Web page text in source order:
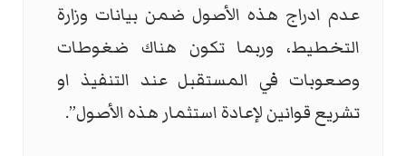
عدم ادراج هذه الأصول ضمن بيانات وزارة
التخطيط، وربما تكون هناك ضغوطات
وصعوبات في المستقبل عند التنفيذ او
تشريع قوانين لإعادة استثمار هذه الأصول”.